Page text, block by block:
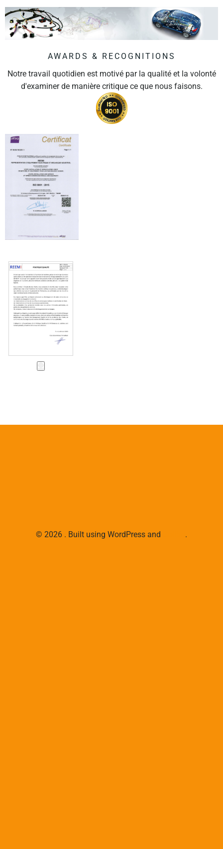
AWARDS & RECOGNITIONS
Notre travail quotidien est motivé par la qualité et la volonté
d'examiner de manière critique ce que nous faisons.
© 2026 . Built using WordPress and .